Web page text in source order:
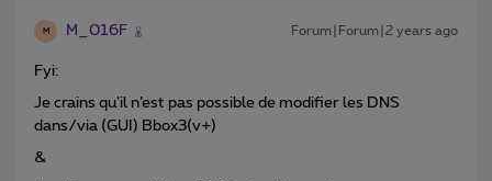
M M_016F Forum|Forum|2 years ago
Fyi:
Je crains qu’il n’est pas possible de modifier les DNS
dans/via (GUI) Bbox3(v+)
&